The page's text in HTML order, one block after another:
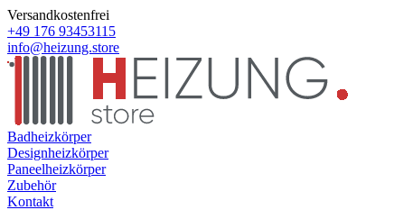
Versandkostenfrei
+49 176 93453115
info@heizung.store
Badheizkörper
Designheizkörper
Paneelheizkörper
Zubehör
Kontakt